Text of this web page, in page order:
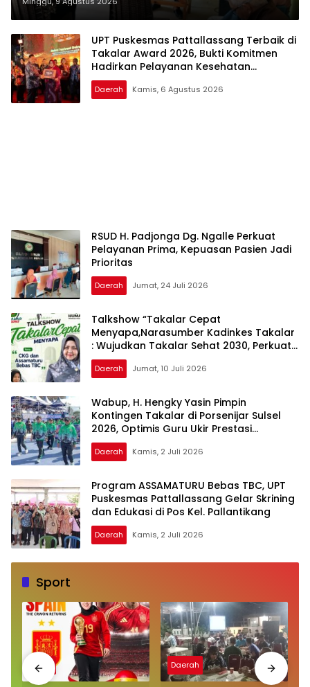
Pertama di Takalar, Melayani
Terapis Gratis untuk Pasien
Dhuafa dan umum.
UPT Puskesmas Pattallassang Terbaik di
Takalar Award 2026, Bukti Komitmen
Hadirkan Pelayanan Kesehatan
Berkualitas
Daerah Kamis, 6 Agustus 2026
RSUD H. Padjonga Dg. Ngalle Perkuat
Pelayanan Prima, Kepuasan Pasien Jadi
Prioritas
Daerah Jumat, 24 Juli 2026
Talkshow “Takalar Cepat
Menyapa,Narasumber Kadinkes Takalar
: Wujudkan Takalar Sehat 2030, Perkuat
Edukasi TBC dan Cek Kesehatan Gratis
Daerah Jumat, 10 Juli 2026
Wabup, H. Hengky Yasin Pimpin
Kontingen Takalar di Porsenijar Sulsel
2026, Optimis Guru Ukir Prestasi
Gemilang di Sidrap
Daerah Kamis, 2 Juli 2026
Program ASSAMATURU Bebas TBC, UPT
Puskesmas Pattallassang Gelar Skrining
dan Edukasi di Pos Kel. Pallantikang
Daerah Kamis, 2 Juli 2026
Sport
Sport Daerah